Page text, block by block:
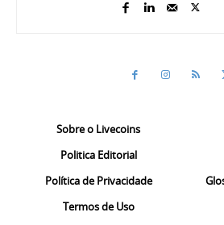
Sobre o Livecoins
Politica Editorial
Política de Privacidade
Termos de Uso